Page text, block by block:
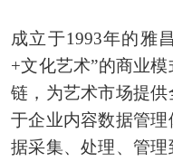
成立于1993年的雅
+文化艺术”的商业
链，为艺术市场提
于企业内容数据管
据采集、处理、管